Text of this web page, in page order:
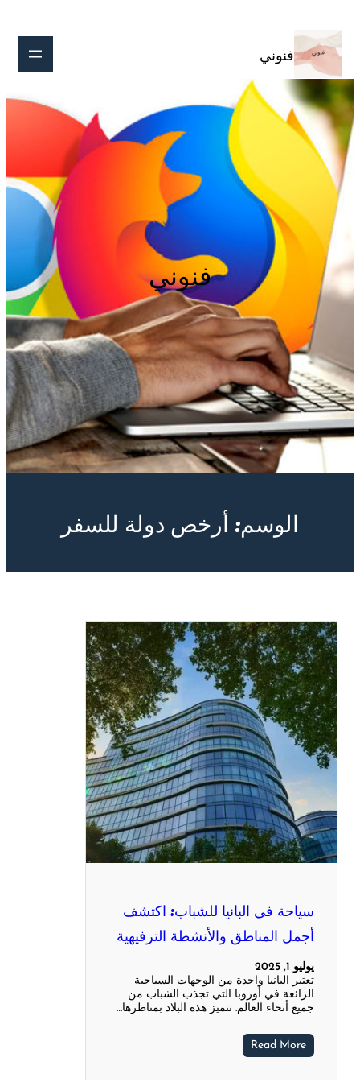
المحتوى
فنوني
فنوني
الوسم:أرخص دولة للسفر
سياحة في البانيا للشباب: اكتشف
أجمل المناطق والأنشطة الترفيهية
يوليو 1, 2025
تعتبر البانيا واحدة من الوجهات السياحية
الرائعة في أوروبا التي تجذب الشباب من
جميع أنحاء العالم. تتميز هذه البلاد بمناظرها…
Read More